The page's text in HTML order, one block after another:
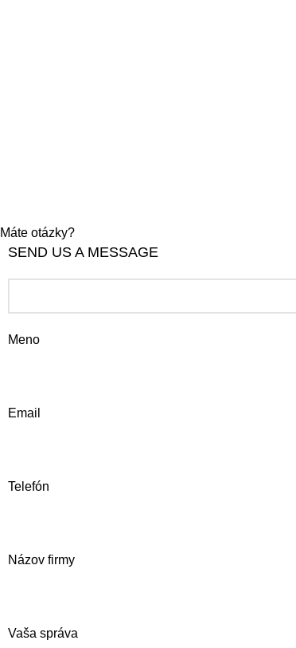
Máte otázky?
SEND US A MESSAGE
Meno
Email
Telefón
Názov firmy
Vaša správa